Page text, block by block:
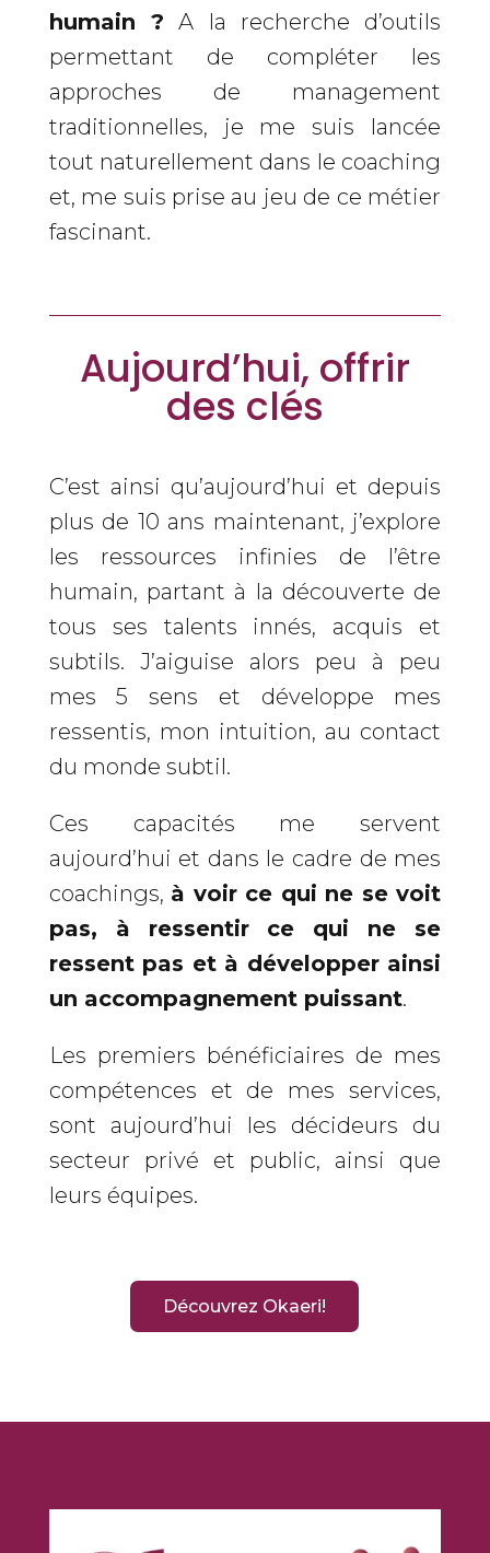
humain ? A la recherche d’outils
permettant de compléter les
approches de management
traditionnelles, je me suis lancée
tout naturellement dans le coaching
et, me suis prise au jeu de ce métier
fascinant.
Aujourd’hui, offrir
des clés
C’est ainsi qu’aujourd’hui et depuis
plus de 10 ans maintenant, j’explore
les ressources infinies de l’être
humain, partant à la découverte de
tous ses talents innés, acquis et
subtils. J’aiguise alors peu à peu
mes 5 sens et développe mes
ressentis, mon intuition, au contact
du monde subtil.
Ces capacités me servent
aujourd’hui et dans le cadre de mes
coachings, à voir ce qui ne se voit
pas, à ressentir ce qui ne se
ressent pas et à développer ainsi
un accompagnement puissant.
Les premiers bénéficiaires de mes
compétences et de mes services,
sont aujourd’hui les décideurs du
secteur privé et public, ainsi que
leurs équipes.
Découvrez Okaeri!